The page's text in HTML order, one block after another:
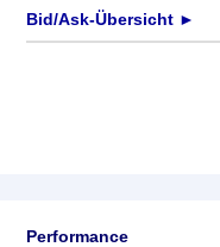
Bid/Ask-Übersicht ►
Performance